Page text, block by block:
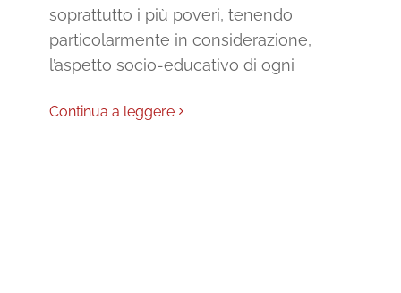
soprattutto i più poveri, tenendo
particolarmente in considerazione,
l’aspetto socio-educativo di ogni
Continua a leggere